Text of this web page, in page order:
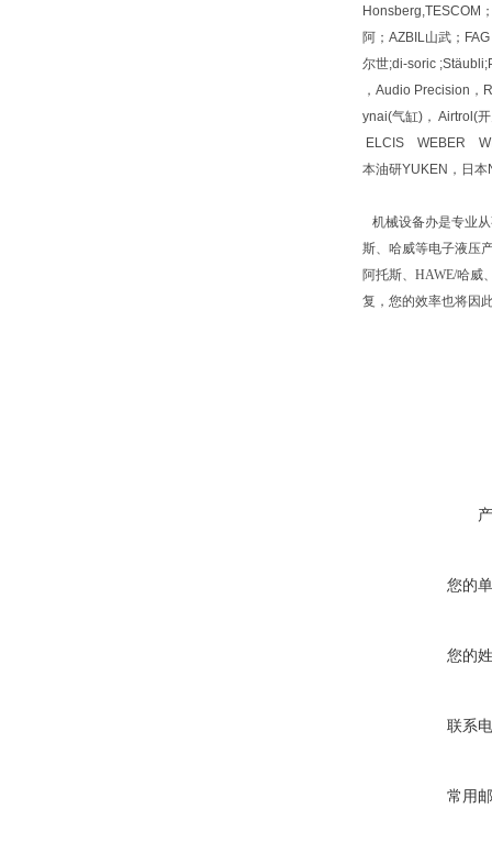
Honsberg,TESCOM
阿；AZBIL山武；
尔世;di-soric
，Audio Precision
ynai(气缸)， Airtrol(
ELCIS WEBER
本油研YUKEN，日本
机械设备办是专业
斯、哈威等电子液压
阿托斯、HAWE/哈威
复，您的效率也将因
您的
您的
联系
常用